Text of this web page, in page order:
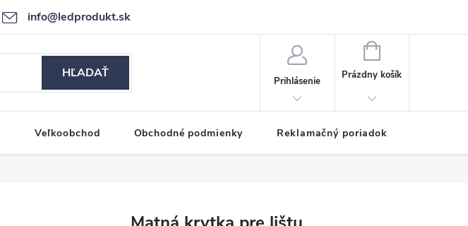
info@ledprodukt.sk
HĽADAŤ
Prihlásenie
NÁKUPNÝ
KOŠÍK
Prázdny košík
Veľkoobchod Obchodné podmienky Reklamačný poriadok